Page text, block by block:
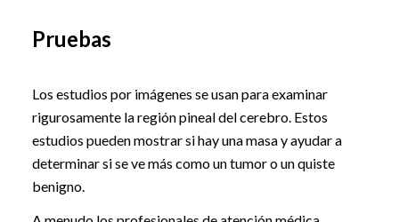
Pruebas
Los estudios por imágenes se usan para examinar
rigurosamente la región pineal del cerebro. Estos
estudios pueden mostrar si hay una masa y ayudar a
determinar si se ve más como un tumor o un quiste
benigno.